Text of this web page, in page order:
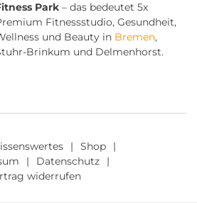
Park – das bedeutet 5x
Fitnessstudio, Gesundheit,
und Beauty in Bremen,
Brinkum und Delmenhorst.
Shop
Datenschutz
widerrufen